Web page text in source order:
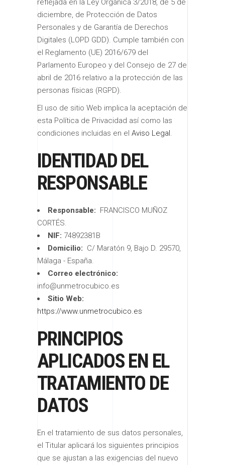
reflejada en la Ley Orgánica 3/2018, de 5 de
diciembre, de Protección de Datos
Personales y de Garantía de Derechos
Digitales (LOPD GDD). Cumple también con
el Reglamento (UE) 2016/679 del
Parlamento Europeo y del Consejo de 27 de
abril de 2016 relativo a la protección de las
personas físicas (RGPD).
El uso de sitio Web implica la aceptación de
esta Política de Privacidad así como las
condiciones incluidas en el Aviso Legal.
IDENTIDAD DEL
RESPONSABLE
Responsable: FRANCISCO MUÑOZ
CORTÉS.
NIF: 74892381B
Domicilio: C/ Maratón 9, Bajo D. 29570,
Málaga - España.
Correo electrónico:
info@unmetrocubico.es
Sitio Web:
https://www.unmetrocubico.es
PRINCIPIOS
APLICADOS EN EL
TRATAMIENTO DE
DATOS
En el tratamiento de sus datos personales,
el Titular aplicará los siguientes principios
que se ajustan a las exigencias del nuevo